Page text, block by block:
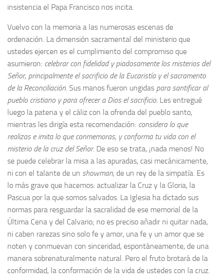
insistencia el Papa Francisco nos incita.
Vuelvo con la memoria a las numerosas escenas de
ordenación. La dimensión sacramental del ministerio que
ustedes ejercen es el cumplimiento del compromiso que
asumieron: celebrar con fidelidad y piadosamente los misterios del
Señor, principalmente el sacrificio de la Eucaristía y el sacramento
de la Reconciliación. Sus manos fueron ungidas para santificar al
pueblo cristiano y para ofrecer a Dios el sacrificio. Les entregué
luego la patena y el cáliz con la ofrenda del pueblo santo,
mientras les dirigía esta recomendación: considera lo que
realizas e imita lo que conmemoras, y conforma tu vida con el
misterio de la cruz del Señor. De eso se trata, ¡nada menos! No
se puede celebrar la misa a las apuradas, casi mecánicamente,
ni con el talante de un showman, de un rey de la simpatía. Es
lo más grave que hacemos: actualizar la Cruz y la Gloria, la
Pascua por la que somos salvados. La Iglesia ha dictado sus
normas para resguardar la sacralidad de ese memorial de la
Última Cena y del Calvario; no es preciso añadir ni quitar nada,
ni caben rarezas sino solo fe y amor, una fe y un amor que se
noten y conmuevan con sinceridad, espontáneamente, de una
manera sobrenaturalmente natural. Pero el fruto brotará de la
conformidad, la conformación de la vida de ustedes con la cruz.